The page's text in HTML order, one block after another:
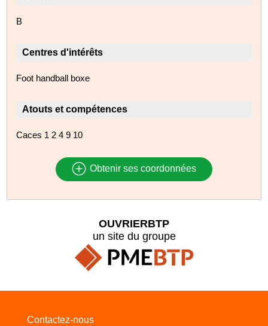
B
Centres d'intérêts
Foot handball boxe
Atouts et compétences
Caces 1 2 4 9 10
Obtenir ses coordonnées
OUVRIERBTP
un site du groupe
Contactez-nous